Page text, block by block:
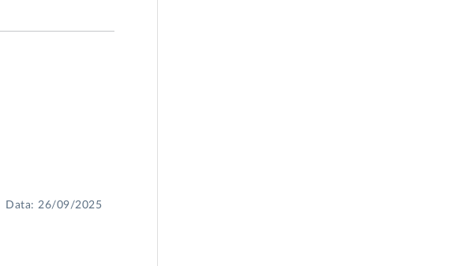
Data: 26/09/2025